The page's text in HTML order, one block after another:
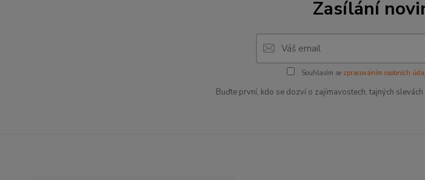
Zasílání
Souhlasím se zpracováním osobních
Buďte první, kdo se dozví o zajímavostech, tajných